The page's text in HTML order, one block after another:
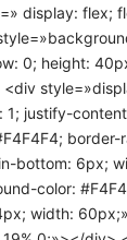
display: flex;
0; height:
1; justify-
bottom: 6px;
color:
width: